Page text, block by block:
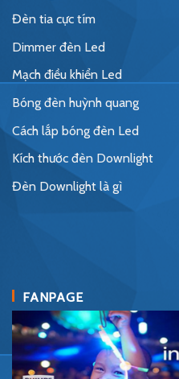
Đèn tia cực tím
Dimmer đèn Led
Mạch điều khiển Led
Bóng đèn huỳnh quang
Cách lắp bóng đèn Led
Kích thước đèn Downlight
Đèn Downlight là gì
FANPAGE